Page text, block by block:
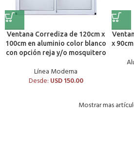
Ventana Corrediza de 120cm x
100cm en aluminio color blanco
con opción reja y/o mosquitero
Línea Moderna
Desde: USD150.00
x
Mostrar mas